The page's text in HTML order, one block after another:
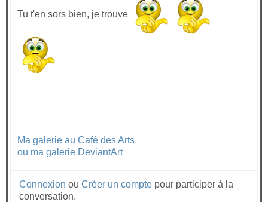
Tu t'en sors bien, je trouve
Ma galerie au Café des Arts
ou ma galerie DeviantArt
Connexion ou Créer un compte pour participer à la
conversation.